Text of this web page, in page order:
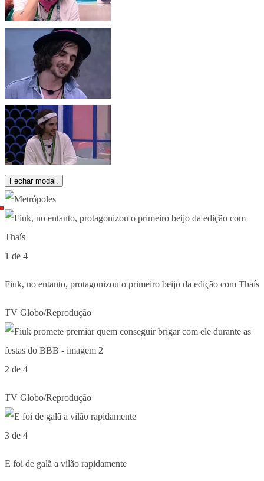
Fechar modal.
1 de 4
Fiuk, no entanto, protagonizou o primeiro beijo da edição com Thaís
TV Globo/Reprodução
2 de 4
TV Globo/Reprodução
3 de 4
E foi de galã a vilão rapidamente